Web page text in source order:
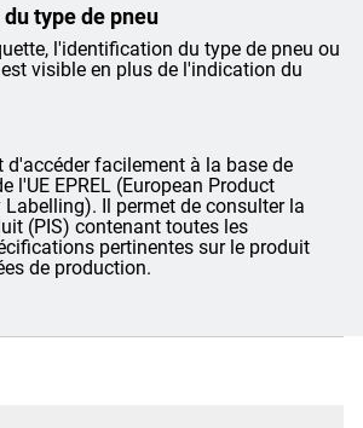
type de pneu
l'identification du type de pneu ou
visible en plus de l'indication du
d'accéder facilement à la base de
l'UE EPREL (European Product
Labelling). Il permet de consulter la
(PIS) contenant toutes les
pertinentes sur le produit
de production.